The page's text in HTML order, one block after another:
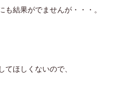
結果がでませんが・・・。
ほしくないので、